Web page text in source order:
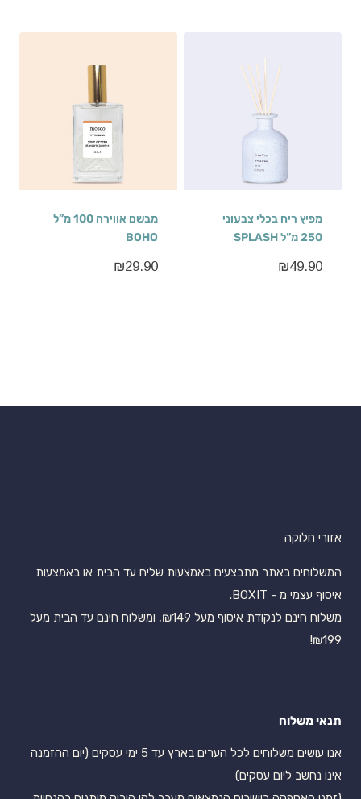
מפיץ ריח בכלי צבעוני
250 מ”ל SPLASH
₪49.90
מבשם אווירה 100 מ”ל
BOHO
₪29.90
אזורי חלוקה
המשלוחים באתר מתבצעים באמצעות שליח עד הבית או באמצעות
איסוף עצמי מ - BOXIT.
משלוח חינם לנקודת איסוף מעל ₪149, ומשלוח חינם עד הבית מעל
₪199!
תנאי משלוח
אנו עושים משלוחים לכל הערים בארץ עד 5 ימי עסקים (יום ההזמנה
אינו נחשב ליום עסקים)